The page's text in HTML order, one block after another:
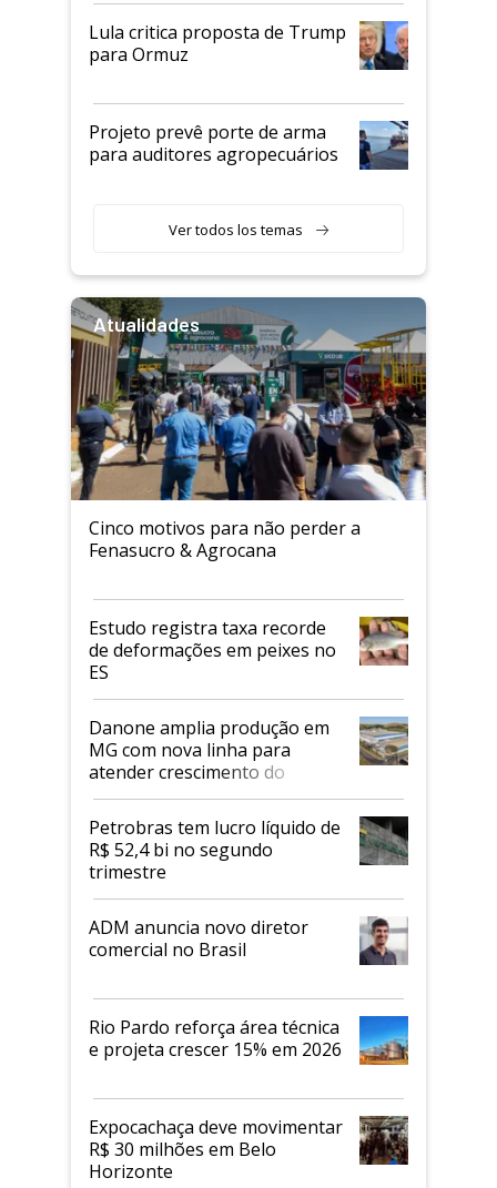
Lula critica proposta de Trump
para Ormuz
Projeto prevê porte de arma
para auditores agropecuários
Ver todos los temas
Atualidades
Cinco motivos para não perder a
Fenasucro & Agrocana
Estudo registra taxa recorde
de deformações em peixes no
ES
Danone amplia produção em
MG com nova linha para
atender crescimento do
mercado de alimentos
proteicos
Petrobras tem lucro líquido de
R$ 52,4 bi no segundo
trimestre
ADM anuncia novo diretor
comercial no Brasil
Rio Pardo reforça área técnica
e projeta crescer 15% em 2026
Expocachaça deve movimentar
R$ 30 milhões em Belo
Horizonte